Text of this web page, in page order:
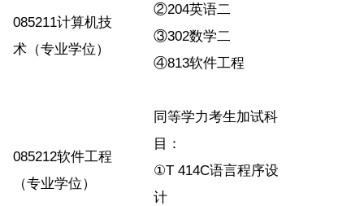
085211计算机技
术（专业学位）
②204英语二
③302数学二
④813软件工程
同等学力考生加试科
目：
①T 414C语言程序设
计
085212软件工程
（专业学位）